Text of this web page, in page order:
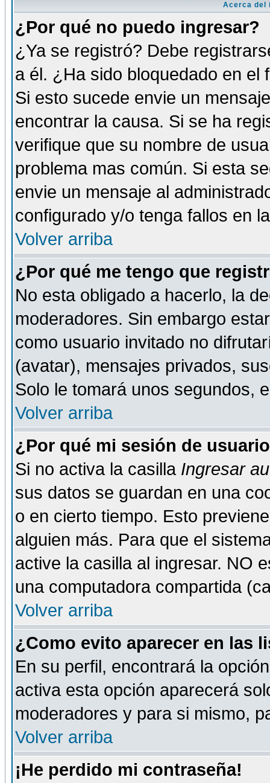
Acerca del
¿Por qué no puedo ingresar?
¿Ya se registró? Debe
a él. ¿Ha sido bloquedado en
Si esto sucede envie un
encontrar la causa. Si se ha
verifique que su nombre de
problema mas común. Si esta
envie un mensaje al
configurado y/o tenga fallos en
Volver arriba
¿Por qué me tengo que
No esta obligado a hacerlo, la
moderadores. Sin embargo
como usuario invitado no
(avatar), mensajes privados,
Solo le tomará unos segundos,
Volver arriba
¿Por qué mi sesión de
Si no activa la casilla Ingresar
sus datos se guardan en una
o en cierto tiempo. Esto
alguien más. Para que el
active la casilla al ingresar. NO
una computadora compartida
Volver arriba
¿Como evito aparecer en las
En su perfil, encontrará la
activa esta opción aparecerá
moderadores y para si mismo,
Volver arriba
¡He perdido mi contraseña!